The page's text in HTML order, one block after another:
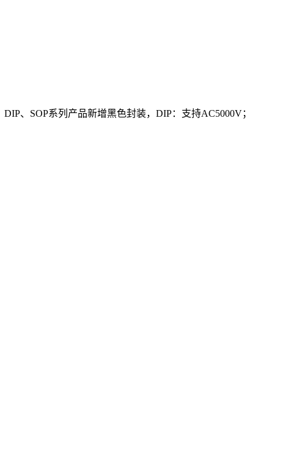
DIP、 SOP系列产品新增黑色封装， DIP：支持AC5000V；